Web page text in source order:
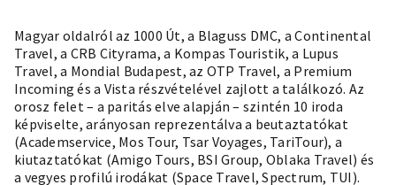
Magyar oldalról az 1000 Út, a Blaguss DMC, a Continental
Travel, a CRB Cityrama, a Kompas Touristik, a Lupus
Travel, a Mondial Budapest, az OTP Travel, a Premium
Incoming és a Vista részvételével zajlott a találkozó. Az
orosz felet – a paritás elve alapján – szintén 10 iroda
képviselte, arányosan reprezentálva a beutaztatókat
(Academservice, Mos Tour, Tsar Voyages, TariTour), a
kiutaztatókat (Amigo Tours, BSI Group, Oblaka Travel) és
a vegyes profilú irodákat (Space Travel, Spectrum, TUI).